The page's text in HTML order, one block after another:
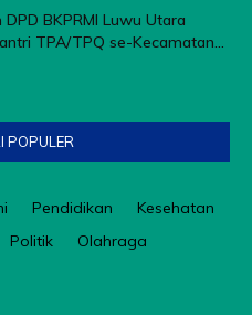
BKPRMI Luwu Utara
TPA/TPQ se-Kecamatan...
POPULER
Pendidikan
Kesehatan
Politik
Olahraga